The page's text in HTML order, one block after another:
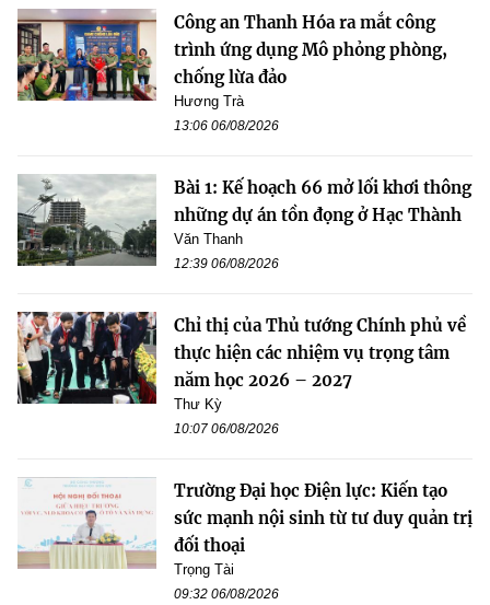
Công an Thanh Hóa ra mắt công
trình ứng dụng Mô phỏng phòng,
chống lừa đảo
Hương Trà
13:06 06/08/2026
Bài 1: Kế hoạch 66 mở lối khơi thông
những dự án tồn đọng ở Hạc Thành
Văn Thanh
12:39 06/08/2026
Chỉ thị của Thủ tướng Chính phủ về
thực hiện các nhiệm vụ trọng tâm
năm học 2026 – 2027
Thư Kỳ
10:07 06/08/2026
Trường Đại học Điện lực: Kiến tạo
sức mạnh nội sinh từ tư duy quản trị
đối thoại
Trọng Tài
09:32 06/08/2026